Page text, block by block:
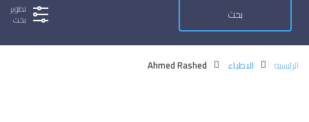
تطوير
بحث
الرئيسيه الاطباء Ahmed Rashed